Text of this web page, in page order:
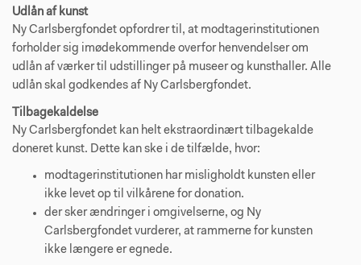
Udlån af kunst
Ny Carlsbergfondet opfordrer til, at modtagerinstitutionen
forholder sig imødekommende overfor henvendelser om
udlån af værker til udstillinger på museer og kunsthaller. Alle
udlån skal godkendes af Ny Carlsbergfondet.
Tilbagekaldelse
Ny Carlsbergfondet kan helt ekstraordinært tilbagekalde
doneret kunst. Dette kan ske i de tilfælde, hvor:
modtagerinstitutionen har misligholdt kunsten eller
ikke levet op til vilkårene for donation.
der sker ændringer i omgivelserne, og Ny
Carlsbergfondet vurderer, at rammerne for kunsten
ikke længere er egnede.